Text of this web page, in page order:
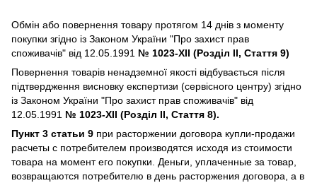
Обмін або повернення товару протягом 14 днів з моменту
покупки згідно із Законом України "Про захист прав
споживачів" від 12.05.1991 № 1023-XII (Розділ II, Стаття 9)
Повернення товарів ненадземної якості відбувається після
підтвердження висновку експертизи (сервісного центру) згідно
із Законом України "Про захист прав споживачів" від
12.05.1991 № 1023-XII (Розділ II, Стаття 8).
Пункт 3 статьи 9 при расторжении договора купли-продажи
расчеты с потребителем производятся исходя из стоимости
товара на момент его покупки. Деньги, уплаченные за товар,
возвращаются потребителю в день расторжения договора, а в